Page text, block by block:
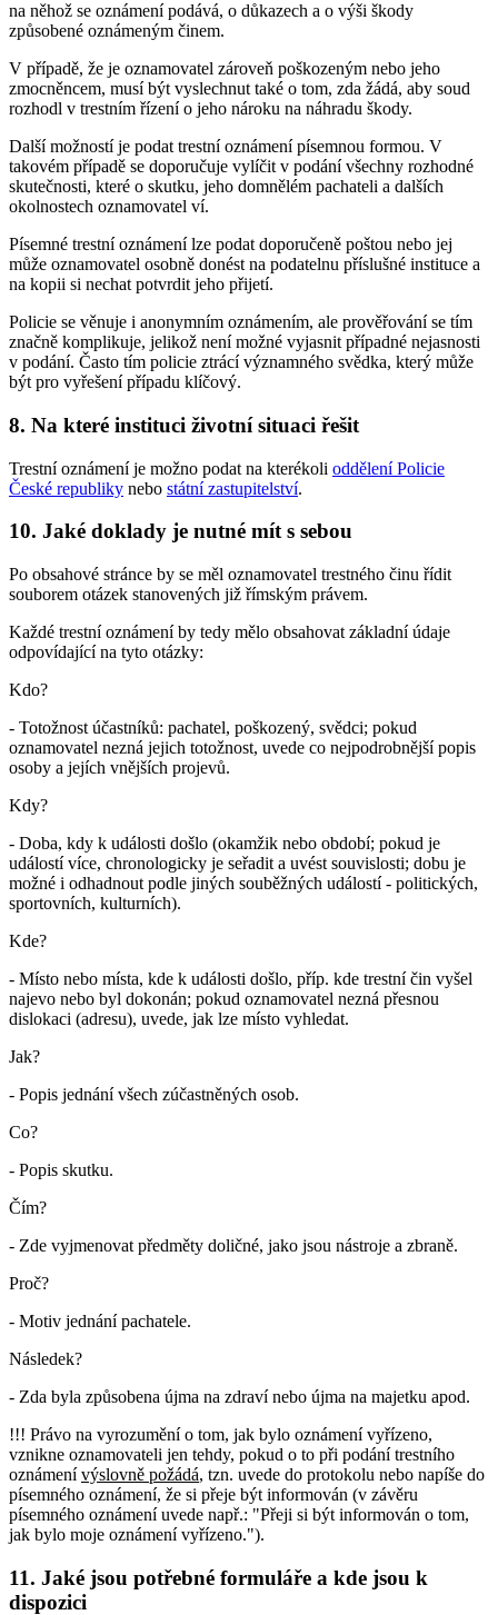
na něhož se oznámení podává, o důkazech a o výši škody
způsobené oznámeným činem.
V případě, že je oznamovatel zároveň poškozeným nebo jeho
zmocněncem, musí být vyslechnut také o tom, zda žádá, aby soud
rozhodl v trestním řízení o jeho nároku na náhradu škody.
Další možností je podat trestní oznámení písemnou formou. V
takovém případě se doporučuje vylíčit v podání všechny rozhodné
skutečnosti, které o skutku, jeho domnělém pachateli a dalších
okolnostech oznamovatel ví.
Písemné trestní oznámení lze podat doporučeně poštou nebo jej
může oznamovatel osobně donést na podatelnu příslušné instituce a
na kopii si nechat potvrdit jeho přijetí.
Policie se věnuje i anonymním oznámením, ale prověřování se tím
značně komplikuje, jelikož není možné vyjasnit případné nejasnosti
v podání. Často tím policie ztrácí významného svědka, který může
být pro vyřešení případu klíčový.
8. Na které instituci životní situaci řešit
Trestní oznámení je možno podat na kterékoli oddělení Policie
České republiky nebo státní zastupitelství.
10. Jaké doklady je nutné mít s sebou
Po obsahové stránce by se měl oznamovatel trestného činu řídit
souborem otázek stanovených již římským právem.
Každé trestní oznámení by tedy mělo obsahovat základní údaje
odpovídající na tyto otázky:
Kdo?
- Totožnost účastníků: pachatel, poškozený, svědci; pokud
oznamovatel nezná jejich totožnost, uvede co nejpodrobnější popis
osoby a jejích vnějších projevů.
Kdy?
- Doba, kdy k události došlo (okamžik nebo období; pokud je
událostí více, chronologicky je seřadit a uvést souvislosti; dobu je
možné i odhadnout podle jiných souběžných událostí - politických,
sportovních, kulturních).
Kde?
- Místo nebo místa, kde k události došlo, příp. kde trestní čin vyšel
najevo nebo byl dokonán; pokud oznamovatel nezná přesnou
dislokaci (adresu), uvede, jak lze místo vyhledat.
Jak?
- Popis jednání všech zúčastněných osob.
Co?
- Popis skutku.
Čím?
- Zde vyjmenovat předměty doličné, jako jsou nástroje a zbraně.
Proč?
- Motiv jednání pachatele.
Následek?
- Zda byla způsobena újma na zdraví nebo újma na majetku apod.
!!! Právo na vyrozumění o tom, jak bylo oznámení vyřízeno,
vznikne oznamovateli jen tehdy, pokud o to při podání trestního
oznámenívýslovně požádá, tzn. uvede do protokolu nebo napíše do
písemného oznámení, že si přeje být informován (v závěru
písemného oznámení uvede např.: "Přeji si být informován o tom,
jak bylo moje oznámení vyřízeno.").
11. Jaké jsou potřebné formuláře a kde jsou k
dispozici